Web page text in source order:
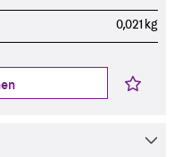
0,021 kg